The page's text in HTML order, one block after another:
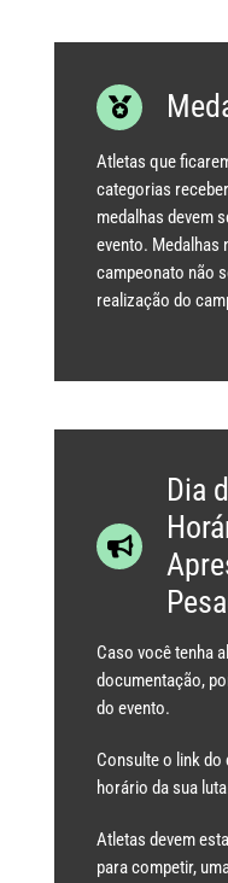
Atletas que
categorias
medalhas devem
evento. Medalhas
campeonato não
realização do
Dia
Caso você tenha
documentação,
do evento.
Consulte o link
horário da sua
Atletas devem
para competir,